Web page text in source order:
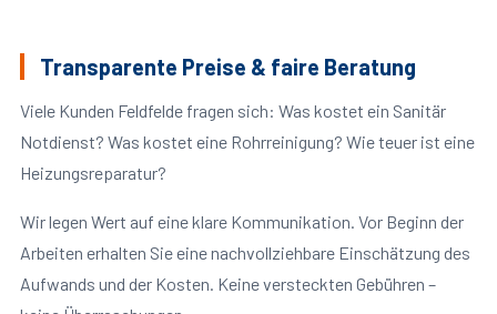
Transparente Preise & faire Beratung
Viele Kunden Feldfelde fragen sich: Was kostet ein Sanitär
Notdienst? Was kostet eine Rohrreinigung? Wie teuer ist eine
Heizungsreparatur?
Wir legen Wert auf eine klare Kommunikation. Vor Beginn der
Arbeiten erhalten Sie eine nachvollziehbare Einschätzung des
Aufwands und der Kosten. Keine versteckten Gebühren –